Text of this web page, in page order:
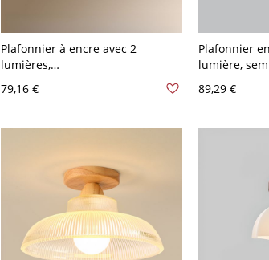
Plafonnier à encre avec 2
lumières,
LED/incandescente/fluorescente,
alliage, abat-jour vitré, montage
13", grange
79,16 €
Plafonnier
lumière,
LED/
89,29 €